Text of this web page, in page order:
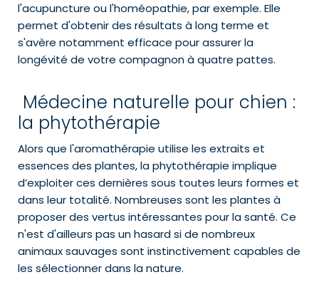
l'acupuncture ou l'homéopathie, par exemple. Elle
permet d'obtenir des résultats à long terme et
s'avère notamment efficace pour assurer la
longévité de votre compagnon à quatre pattes.
Médecine naturelle pour chien :
la phytothérapie
Alors que l'aromathérapie utilise les extraits et
essences des plantes, la phytothérapie implique
d’exploiter ces dernières sous toutes leurs formes et
dans leur totalité. Nombreuses sont les plantes à
proposer des vertus intéressantes pour la santé. Ce
n'est d'ailleurs pas un hasard si de nombreux
animaux sauvages sont instinctivement capables de
les sélectionner dans la nature.